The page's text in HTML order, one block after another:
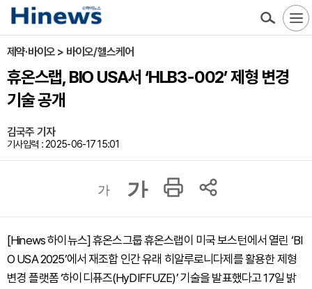
제약·바이오 > 바이오/헬스케어
휴온스랩, BIO USA서 ‘HLB3-002’ 제형 변경
기술 공개
김국주 기자
기사입력 : 2025-06-17 15:01
가 가
[Hinews 하이뉴스] 휴온스그룹 휴온스랩이 미국 보스턴에서 열린 ‘BI
O USA 2025’에서 재조합 인간 유래 히알루로니다제를 활용한 제형
변경 플랫폼 ‘하이디퓨즈(HyDIFFUZE)’ 기술을 발표했다고 17일 밝